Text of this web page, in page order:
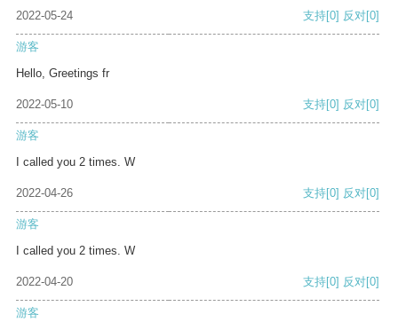
2022-05-24 支持[0] 反对[0]
游客
Hello, Greetings fr
2022-05-10 支持[0] 反对[0]
游客
I called you 2 times. W
2022-04-26 支持[0] 反对[0]
游客
I called you 2 times. W
2022-04-20 支持[0] 反对[0]
游客